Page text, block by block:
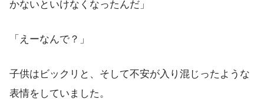
かないといけなくなったんだ」
「えーなんで？」
子供はビックリと、そして不安が入り混じったような
表情をしていました。